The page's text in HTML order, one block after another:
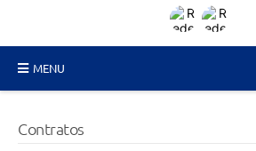
MENU
Contratos